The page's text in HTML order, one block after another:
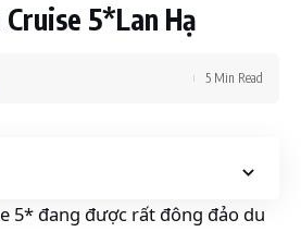
5*Lan Hạ
5 Min Read
5* đang được rất đông đảo du